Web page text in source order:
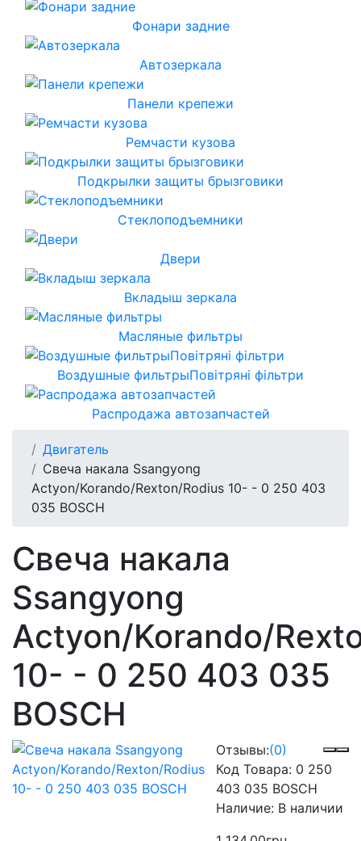
Фонари задние
Автозеркала
Панели крепежи
Ремчасти кузова
Подкрылки защиты брызговики
Стеклоподъемники
Двери
Вкладыш зеркала
Масляные фильтры
Воздушные фильтрыПовітряні фільтри
Распродажа автозапчастей
Двигатель
Свеча накала Ssangyong
Actyon/Korando/Rexton/Rodius 10- - 0 250 403
035 BOSCH
Свеча накала
Ssangyong
Actyon/Korando/
10- - 0 250 403 035
BOSCH
Отзывы:(0)
Код Товара: 0 250
403 035 BOSCH
Наличие: В наличии